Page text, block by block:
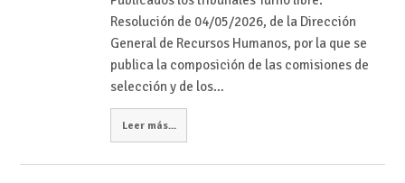
Resolución de 04/05/2026, de la Dirección
General de Recursos Humanos, por la que se
publica la composición de las comisiones de
selección y de los…
Leer más...